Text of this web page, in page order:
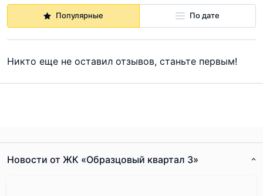
Популярные По дате
Никто еще не оставил отзывов, станьте первым!
Новости от ЖК «Образцовый квартал 3»